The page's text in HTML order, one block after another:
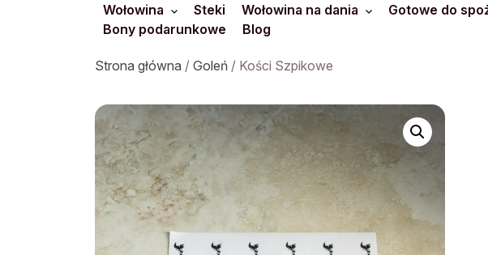
Wołowina Steki Wołowina na dania Gotowe do
Bony podarunkowe
Blog
Strona główna / Goleń / Kości Szpikowe